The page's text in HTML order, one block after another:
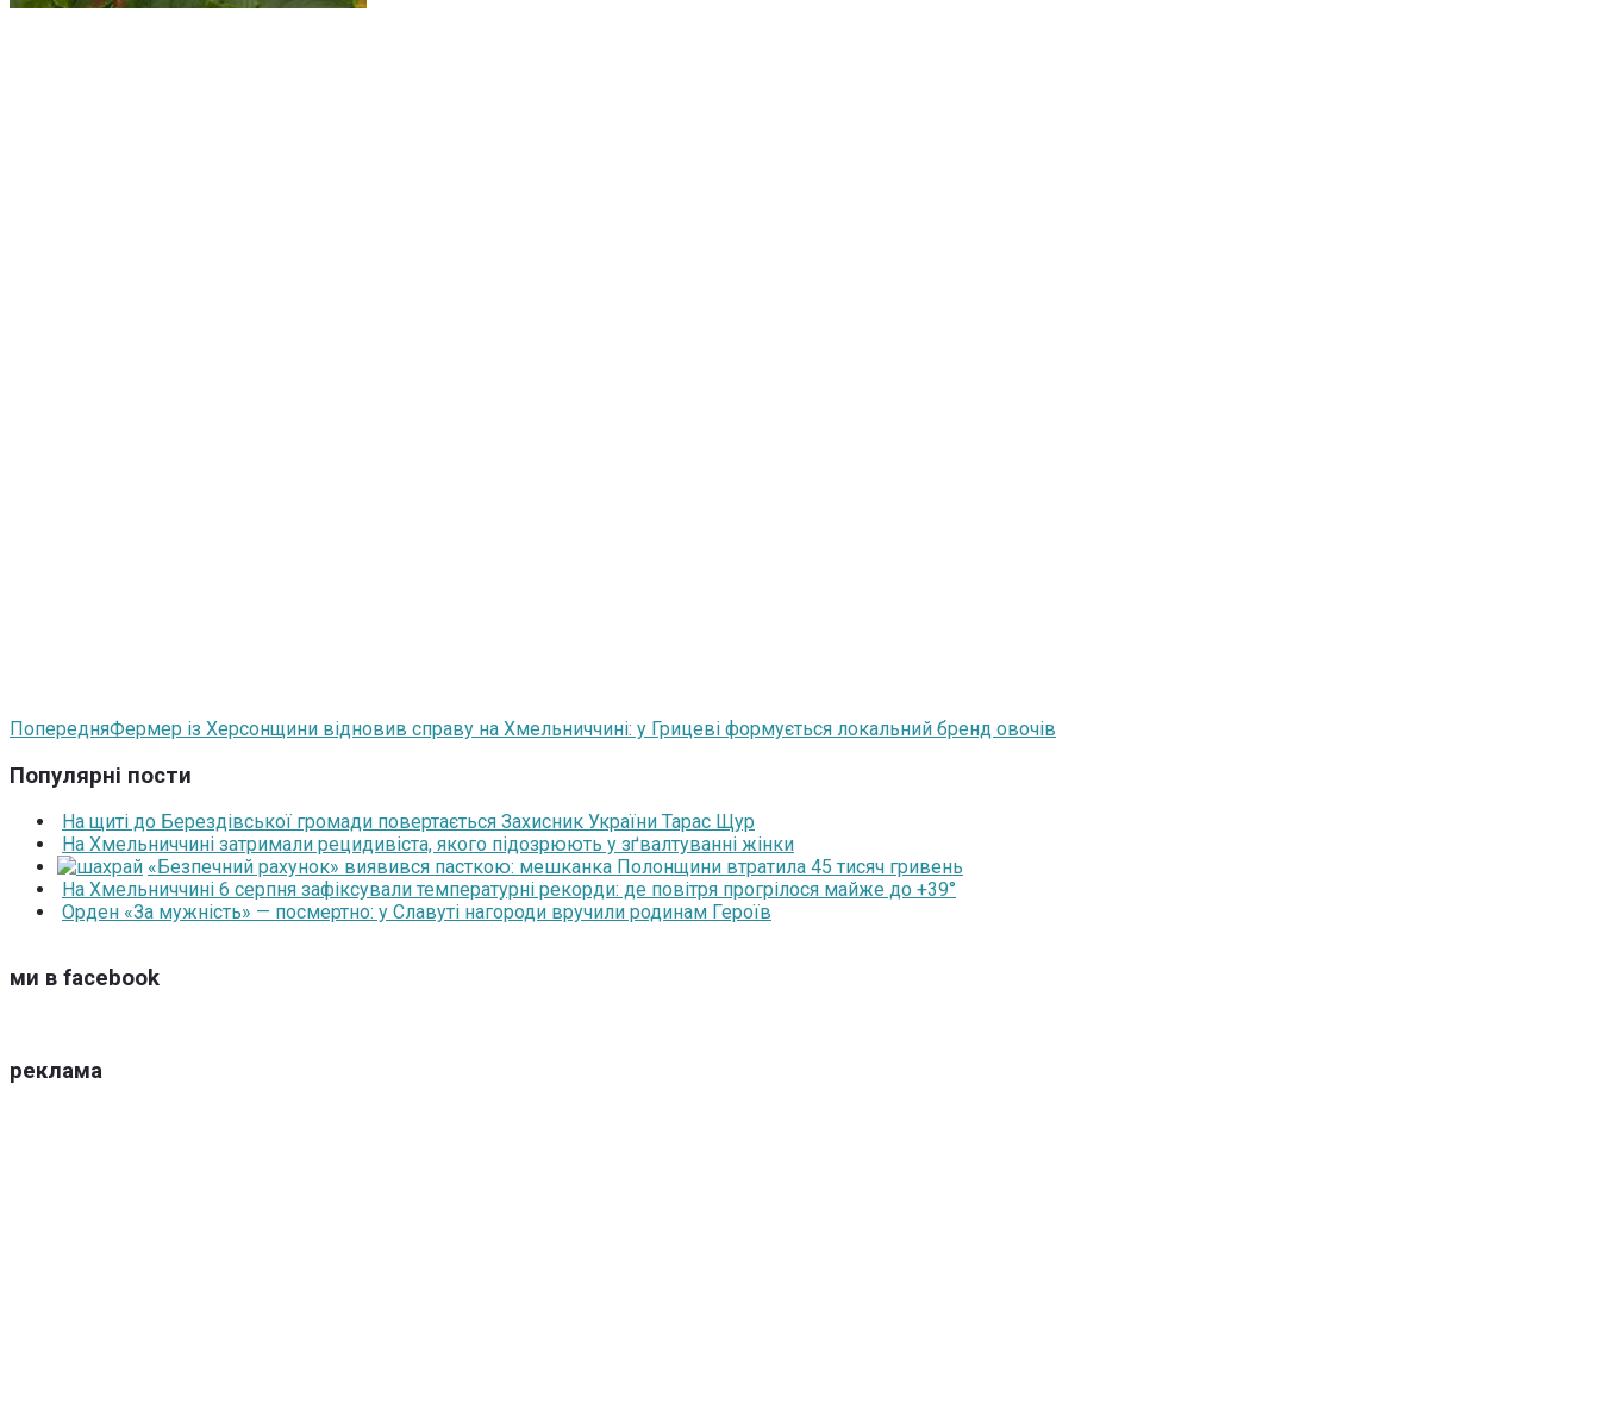
ПопередняФермер із Херсонщини відновив справу на Хмельниччині: у Грицеві формується локальний бренд овочів
Популярні пости
На щиті до Берездівської громади повертається Захисник України Тарас Щур
На Хмельниччині затримали рецидивіста, якого підозрюють у зґвалтуванні жінки
«Безпечний рахунок» виявився пасткою: мешканка Полонщини втратила 45 тисяч гривень
На Хмельниччині 6 серпня зафіксували температурні рекорди: де повітря прогрілося майже до +39°
Орден «За мужність» — посмертно: у Славуті нагороди вручили родинам Героїв
ми в facebook
реклама